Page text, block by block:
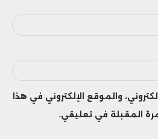
ما أسهم في تسريع
الاستثمارية.
والموقع الإلكتروني في هذا
المقبلة في تعليقي.